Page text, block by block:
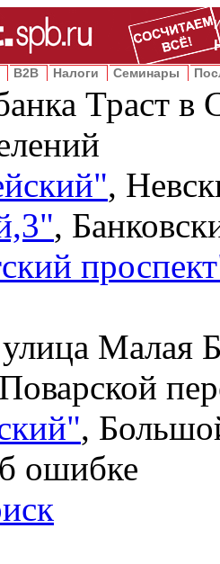
B2B Налоги Семинары
Траст в
,
,
улица Малая
Поварской
,
ошибке